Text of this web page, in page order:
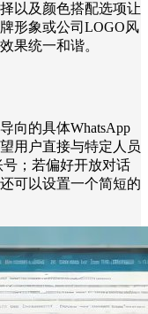
以及颜色搭配选项让
形象或公司LOGO风
果统一和谐。
向的具体WhatsApp
用户直接与特定人员
号；若偏好开放对话
可以设置一个简短的